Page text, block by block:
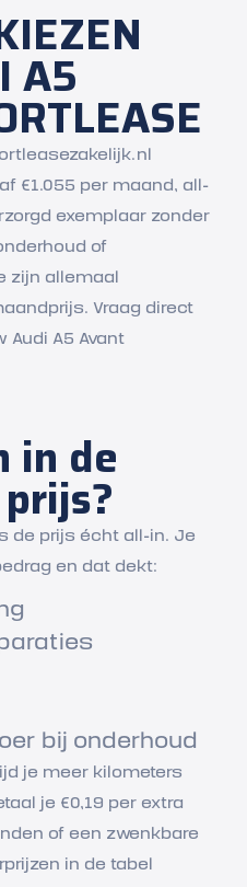
A5
€1.055 per maand, all-
exemplaar zonder
of
zijn allemaal
Vraag direct
Audi A5 Avant
in de
de prijs écht all-in. Je
en dat dekt:
bij onderhoud
je meer kilometers
je €0,19 per extra
of een zwenkbare
in de tabel